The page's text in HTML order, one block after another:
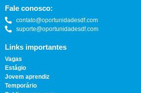
Fale conosco:
contato@oportunidadesdf.com
suporte@oportunidadesdf.com
Links importantes
Vagas
Estágio
Jovem aprendiz
Temporário